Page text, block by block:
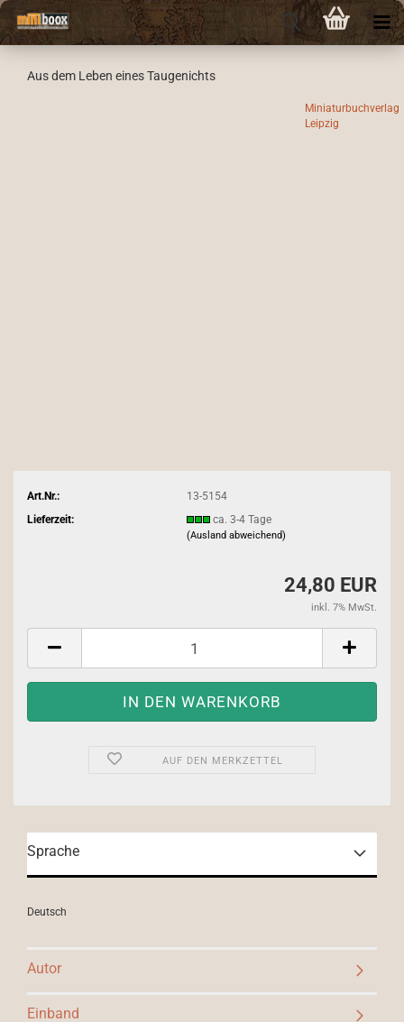
Aus dem Leben eines Taugenichts
Miniaturbuchverlag
Leipzig
Art.Nr.:
13-5154
Lieferzeit:
ca. 3-4 Tage
(Ausland abweichend)
24,80 EUR
inkl. 7% MwSt.
AUF DEN MERKZETTEL
Sprache
Deutsch
Autor
Einband